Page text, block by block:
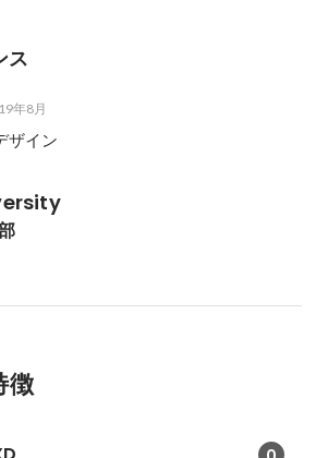
ス
年8月
ザイン
徴